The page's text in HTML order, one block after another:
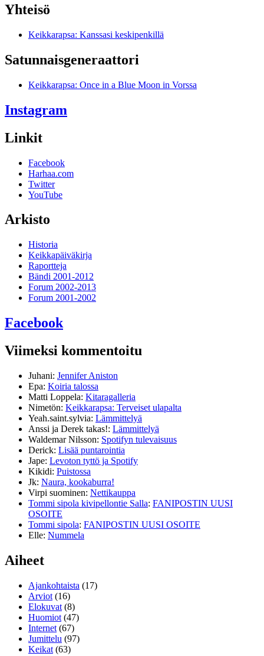
Yhteisö
Keikkarapsa: Kanssasi keskipenkillä
Satunnais­generaattori
Keikkarapsa: Once in a Blue Moon in Vorssa
Instagram
Linkit
Facebook
Harhaa.com
Twitter
YouTube
Arkisto
Historia
Keikkapäiväkirja
Raportteja
Bändi 2001-2012
Forum 2002-2013
Forum 2001-2002
Facebook
Viimeksi kommentoitu
Juhani: Jennifer Aniston
Epa: Koiria talossa
Matti Loppela: Kitaragalleria
Nimetön: Keikkarapsa: Terveiset ulapalta
Yeah.saint.sylvia: Lämmittelyä
Anssi ja Derek takas!: Lämmittelyä
Waldemar Nilsson: Spotifyn tulevaisuus
Derick: Lisää puntarointia
Jape: Levoton tyttö ja Spotify
Kikidi: Puistossa
Jk: Naura, kookaburra!
Virpi suominen: Nettikauppa
Tommi sipola kivipellontie Salla: FANIPOSTIN UUSI
OSOITE
Tommi sipola: FANIPOSTIN UUSI OSOITE
Elle: Nummela
Aiheet
Ajankohtaista (17)
Arviot (16)
Elokuvat (8)
Huomiot (47)
Internet (67)
Jumittelu (97)
Keikat (63)